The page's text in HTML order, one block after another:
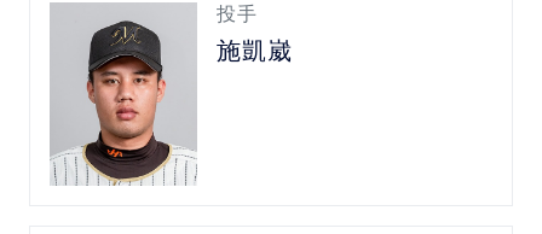
投手
施凱崴